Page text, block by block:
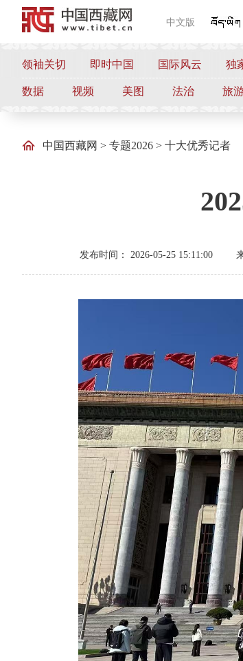
中文版
领袖关切 即时中国 国际风云 独
数据 视频 美图 法治 旅
中国西藏网 > 专题2026 > 十大优秀记者
发布时间： 2026-05-25 15:11:00